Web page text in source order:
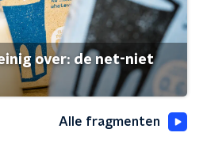
over: de net-niet
Alle fragmenten